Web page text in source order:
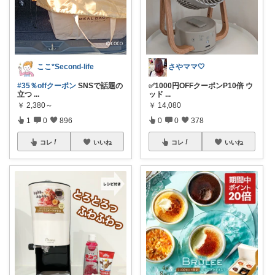
ここ*Second-life
#35％offクーポン SNSで話題の
立つ ...
￥ 2,380～
1 0 896
コレ いいね
さやママ🤍
✅1000円OFFクーポンP10倍 ウ
ッド ...
￥ 14,080
0 0 378
コレ いいね